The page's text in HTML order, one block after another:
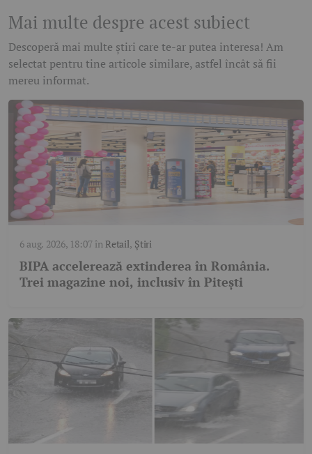
Mai multe despre acest subiect
Descoperă mai multe știri care te-ar putea interesa! Am
selectat pentru tine articole similare, astfel încât să fii
mereu informat.
6 aug. 2026, 18:07în Retail, Știri
BIPA accelerează extinderea în România.
Trei magazine noi, inclusiv în Pitești